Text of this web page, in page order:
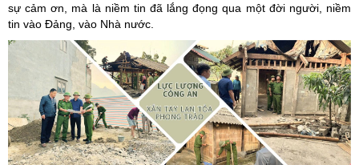
sự cảm ơn, mà là niềm tin đã lắng đọng qua một đời người, niềm
tin vào Đảng, vào Nhà nước.